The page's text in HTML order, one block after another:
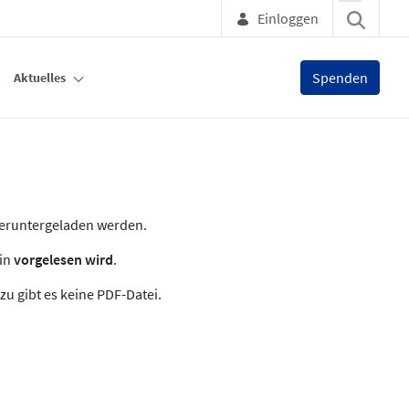
Einloggen
Aktuelles Spenden
werden.
vorgelesen wird.
gibt es keine PDF-Datei.